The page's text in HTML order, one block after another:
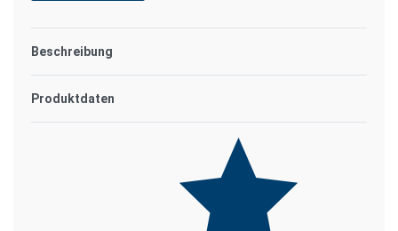
Beschreibung
Produktdaten